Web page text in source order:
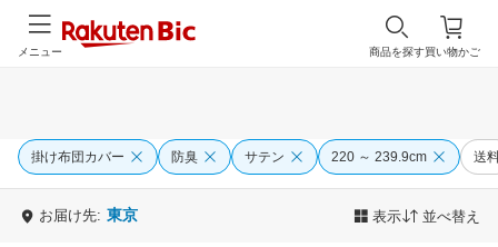
買い物かご
商品を探す
メニュー
掛け布団カバー 防臭 サテン 220 ～ 239.9cm 送
お届け先: 東京 表示 並べ替え